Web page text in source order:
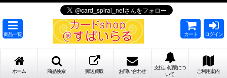
商品一覧 カート ログイン
ホーム 商品検索 郵送買取 お問い合わせ
支払い期限につ
いて
ご利用案内